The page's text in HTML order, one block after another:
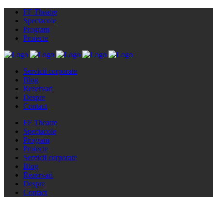
FF Theatre
Spectacole
Program
Proiecte
Servicii corporate
Blog
Rezervari
Despre
Contact
FF Theatre
Spectacole
Program
Proiecte
Servicii corporate
Blog
Rezervari
Despre
Contact